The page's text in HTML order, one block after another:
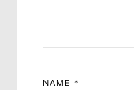
NAME*